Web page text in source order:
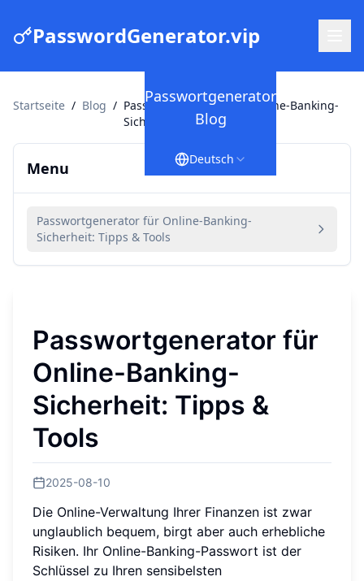
PasswordGenerator.vip
Passwortgenerator
Blog
Deutsch
Startseite / Blog / Passwortgenerator für Online-Banking-
Sicherheit: Tipps & Tools
Menu
Passwortgenerator für Online-Banking-
Sicherheit: Tipps & Tools
Passwortgenerator für
Online-Banking-
Sicherheit: Tipps &
Tools
2025-08-10
Die Online-Verwaltung Ihrer Finanzen ist zwar
unglaublich bequem, birgt aber auch erhebliche
Risiken. Ihr Online-Banking-Passwort ist der
Schlüssel zu Ihren sensibelsten